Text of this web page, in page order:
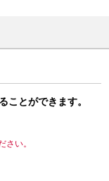
ことができます。
さい。